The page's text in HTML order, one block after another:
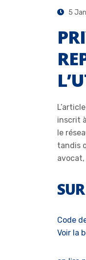
5
inscrit
le
tandis
Code
Voir la